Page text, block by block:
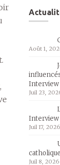
Août 1,
Interview
Juil 23,
Juil 17, 2026
catholique
Juil 8, 2026